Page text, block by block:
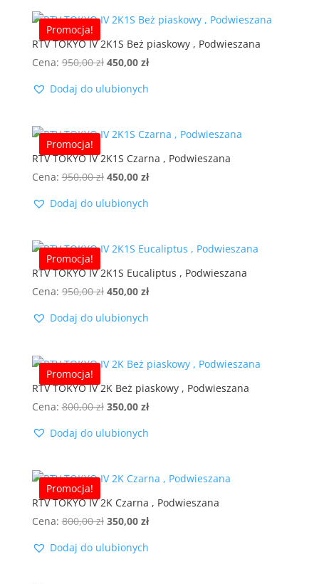
Promocja!
RTV TOKYO IV 2K1S Beż piaskowy , Podwieszana
Cena: 950,00zł Pierwotna
wynosiła:
450,00 złAktualna
wynosi:
Dodaj do ulubionych
Promocja!
RTV TOKYO IV 2K1S Czarna , Podwieszana
Cena: 950,00zł Pierwotna
wynosiła:
450,00 złAktualna
wynosi:
Dodaj do ulubionych
Promocja!
RTV TOKYO IV 2K1S Eucaliptus , Podwieszana
Cena: 950,00zł Pierwotna
wynosiła:
450,00 złAktualna
wynosi:
Dodaj do ulubionych
Promocja!
RTV TOKYO IV 2K Beż piaskowy , Podwieszana
Cena: 800,00zł Pierwotna
wynosiła:
350,00 złAktualna
wynosi:
Dodaj do ulubionych
Promocja!
RTV TOKYO IV 2K Czarna , Podwieszana
Cena: 800,00zł Pierwotna
wynosiła:
350,00 złAktualna
wynosi:
Dodaj do ulubionych